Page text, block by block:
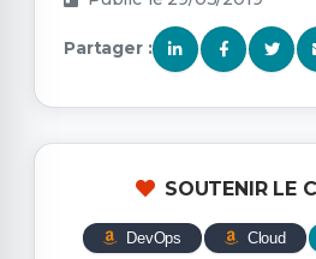
Partager :
SOUTENIR LE
DevOps Cloud